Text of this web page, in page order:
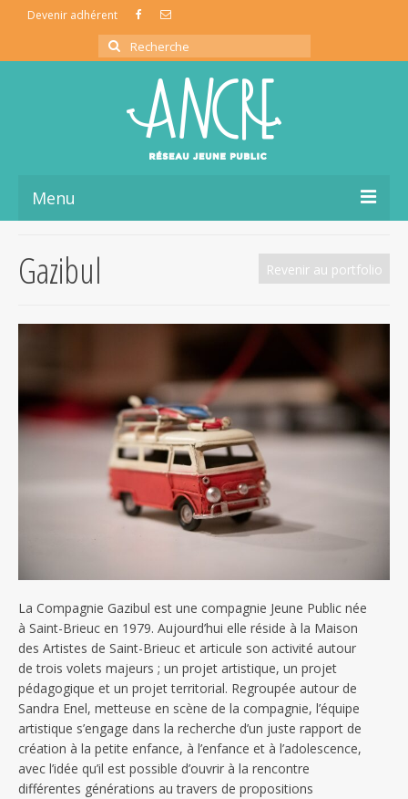
Devenir adhérent
Rechercher
:
Menu
La coopérative de production
Revenir au portfolio
Gazibul
La Compagnie Gazibul est une compagnie Jeune Public née
à Saint-Brieuc en 1979. Aujourd’hui elle réside à la Maison
des Artistes de Saint-Brieuc et articule son activité autour
de trois volets majeurs ; un projet artistique, un projet
pédagogique et un projet territorial. Regroupée autour de
Sandra Enel, metteuse en scène de la compagnie, l’équipe
artistique s’engage dans la recherche d’un juste rapport de
création à la petite enfance, à l’enfance et à l’adolescence,
avec l’idée qu’il est possible d’ouvrir à la rencontre
différentes générations au travers de propositions